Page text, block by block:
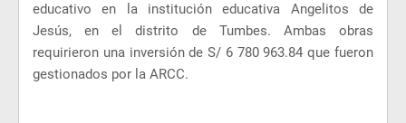
educativo en la institución educativa Angelitos de
Jesús, en el distrito de Tumbes. Ambas obras
requirieron una inversión de S/ 6 780 963.84 que fueron
gestionados por la ARCC.